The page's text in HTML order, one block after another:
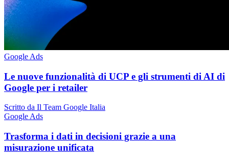
Google Ads
Le nuove funzionalità di UCP e gli strumenti di AI di
Google per i retailer
Scritto da Il Team Google Italia
Google Ads
Trasforma i dati in decisioni grazie a una
misurazione unificata